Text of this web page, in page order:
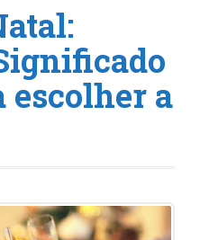
escolher a